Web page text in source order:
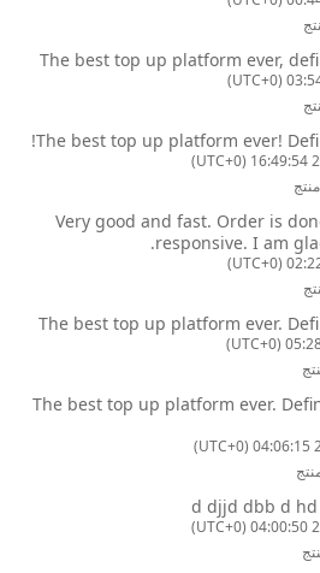
The best top up platform ever,
The best top up platform ever!
Very good and fast. Order is
responsive. I am
The best top up platform ever.
The best top up platform ever.
d djjd dbb d